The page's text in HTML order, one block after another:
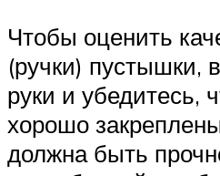
Чтобы оценить
(ручки) пустышки,
руки и убедитесь,
хорошо
должна быть